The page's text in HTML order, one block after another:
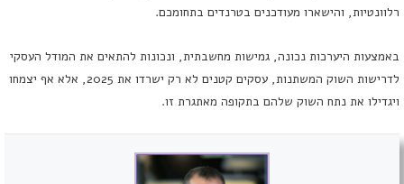
רלוונטיות, והישארו מעודכנים בטרנדים בתחומכם.
באמצעות היערכות נכונה, גמישות מחשבתית, ונכונות להתאים את המודל העסקי
לדרישות השוק המשתנות, עסקים קטנים לא רק ישרדו את 2025, אלא אף יצמחו
ויגדילו את נתח השוק שלהם בתקופה מאתגרת זו.